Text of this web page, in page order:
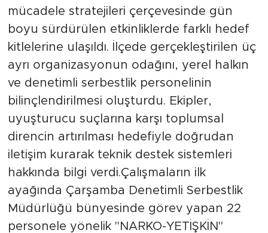
mücadele stratejileri çerçevesinde gün
boyu sürdürülen etkinliklerde farklı hedef
kitlelerine ulaşıldı. İlçede gerçekleştirilen üç
ayrı organizasyonun odağını, yerel halkın
ve denetimli serbestlik personelinin
bilinçlendirilmesi oluşturdu. Ekipler,
uyuşturucu suçlarına karşı toplumsal
direncin artırılması hedefiyle doğrudan
iletişim kurarak teknik destek sistemleri
hakkında bilgi verdi.Çalışmaların ilk
ayağında Çarşamba Denetimli Serbestlik
Müdürlüğü bünyesinde görev yapan 22
personele yönelik "NARKO-YETİŞKİN"